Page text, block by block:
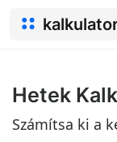
Hetek
Számítsa ki a